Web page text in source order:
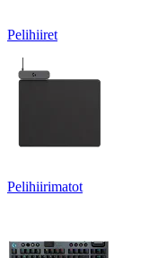
Pelihiiret
Pelihiirimatot